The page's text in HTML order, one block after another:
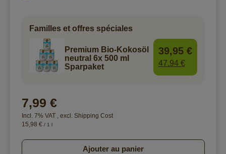
Familles et offres spéciales
Premium Bio-Kokosöl
neutral 6x 500 ml
Sparpaket
39,95 €
47,94 €
7,99 €
Incl. 7% VAT excl. Shipping Cost
15,98 €/ 1 l
Ajouter au panier